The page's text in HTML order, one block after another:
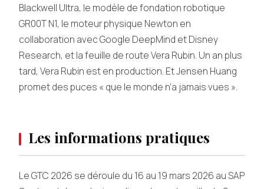
Blackwell Ultra, le modèle de fondation robotique
GR00T N1, le moteur physique Newton en
collaboration avec Google DeepMind et Disney
Research, et la feuille de route Vera Rubin. Un an plus
tard, Vera Rubin est en production. Et Jensen Huang
promet des puces « que le monde n’a jamais vues ».
Les informations pratiques
Le GTC 2026 se déroule du 16 au 19 mars 2026 au SAP